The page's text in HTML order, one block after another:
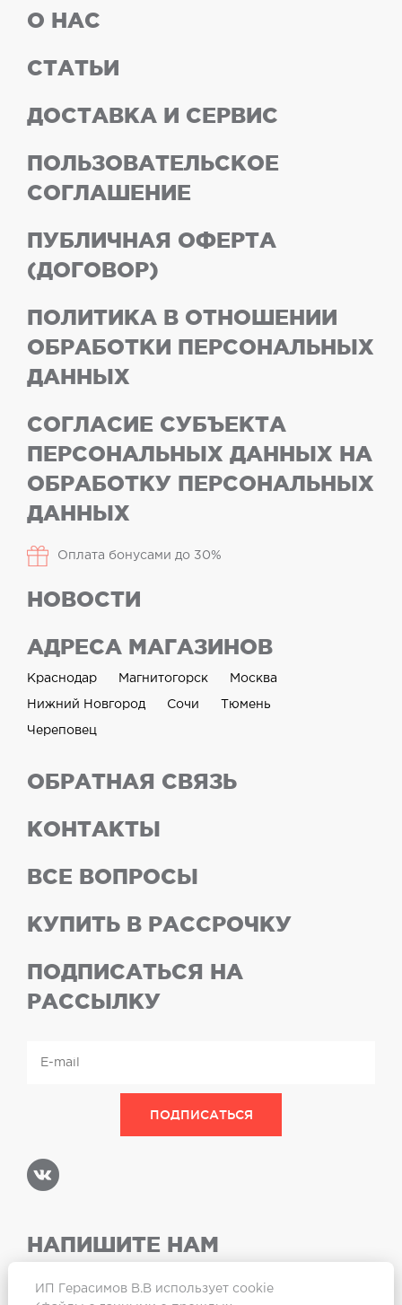
О НАС
СТАТЬИ
ДОСТАВКА И СЕРВИС
ПОЛЬЗОВАТЕЛЬСКОЕ
СОГЛАШЕНИЕ
ПУБЛИЧНАЯ ОФЕРТА
(ДОГОВОР)
ПОЛИТИКА В ОТНОШЕНИИ
ОБРАБОТКИ ПЕРСОНАЛЬНЫХ
ДАННЫХ
СОГЛАСИЕ СУБЪЕКТА
ПЕРСОНАЛЬНЫХ ДАННЫХ НА
ОБРАБОТКУ ПЕРСОНАЛЬНЫХ
ДАННЫХ
Оплата бонусами до 30%
НОВОСТИ
АДРЕСА МАГАЗИНОВ
Краснодар Магнитогорск Москва
Нижний Новгород Сочи Тюмень
Череповец
ОБРАТНАЯ СВЯЗЬ
КОНТАКТЫ
ВСЕ ВОПРОСЫ
КУПИТЬ В РАССРОЧКУ
ПОДПИСАТЬСЯ НА
РАССЫЛКУ
НАПИШИТЕ НАМ
ИП Герасимов В.В использует cookie